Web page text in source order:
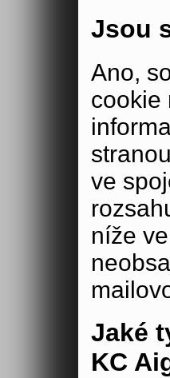
Jsou
Ano,
cookie
ve
níže
Jaké
KC